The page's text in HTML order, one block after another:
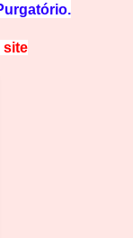
site